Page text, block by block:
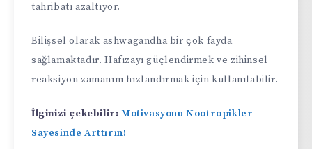
tahribatı azaltıyor.
Bilişsel olarak ashwagandha bir çok fayda
sağlamaktadır. Hafızayı güçlendirmek ve zihinsel
reaksiyon zamanını hızlandırmak için kullanılabilir.
İlginizi çekebilir: Motivasyonu Nootropikler
Sayesinde Arttırın!